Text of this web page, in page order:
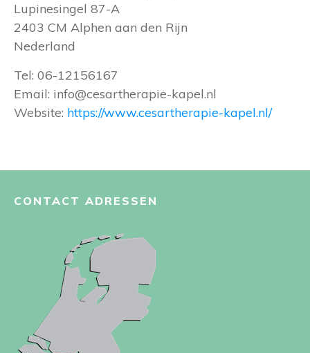
Lupinesingel 87-A
2403 CM Alphen aan den Rijn
Nederland
Tel: 06-12156167
Email: info@cesartherapie-kapel.nl
Website: https://www.cesartherapie-kapel.nl/
CONTACT ADRESSEN